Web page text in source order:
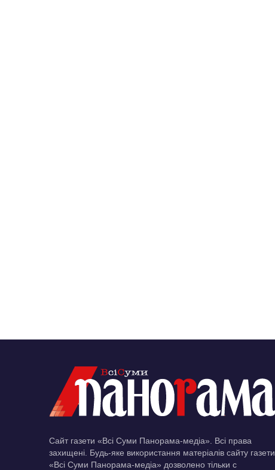
Сайт газети «Всі Суми Панорама-медіа». Всі права
захищені. Будь-яке використання матеріалів сайту газети
«Всі Суми Панорама-медіа» дозволено тільки c